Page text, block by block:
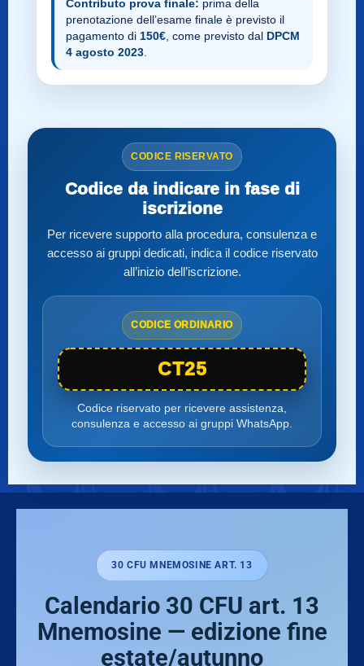
Contributo prova finale: prima della
prenotazione dell’esame finale è previsto il
pagamento di 150€ , come previsto dal DPCM
4 agosto 2023
CODICE RISERVATO
Codice da indicare in fase di
iscrizione
Per ricevere supporto alla procedura, consulenza e
accesso ai gruppi dedicati, indica il codice riservato
all’inizio dell’iscrizione.
CODICE ORDINARIO
CT25
Codice riservato per ricevere assistenza,
consulenza e accesso ai gruppi WhatsApp.
30 CFU MNEMOSINE ART. 13
Calendario 30 CFU art. 13
Mnemosine — edizione fine
estate/autunno